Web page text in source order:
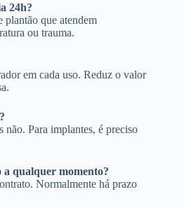
24h?
plantão que atendem
ou trauma.
em cada uso. Reduz o valor
não. Para implantes, é preciso
a qualquer momento?
Normalmente há prazo